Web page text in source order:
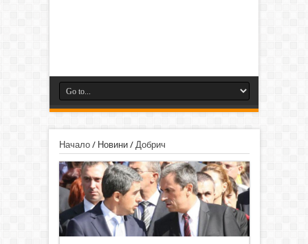
Начало/ Новини/ Добрич